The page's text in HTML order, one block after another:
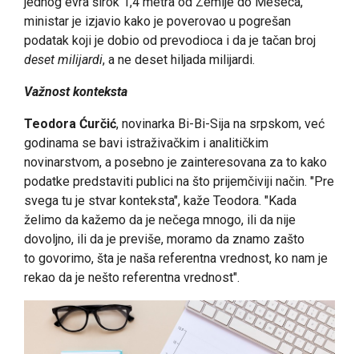
ministar je izjavio kako je poverovao u pogrešan
podatak koji je dobio od prevodioca i da je tačan broj
deset milijardi, a ne deset hiljada milijardi.
Važnost konteksta
Teodora Ćurčić, novinarka Bi-Bi-Sija na srpskom, već
godinama se bavi istraživačkim i analitičkim
novinarstvom, a posebno je zainteresovana za to kako
podatke predstaviti publici na što prijemčiviji način. "Pre
svega tu je stvar konteksta", kaže Teodora. "Kada
želimo da kažemo da je nečega mnogo, ili da nije
dovoljno, ili da je previše, moramo da znamo zašto
to govorimo, šta je naša referentna vrednost, ko nam je
rekao da je nešto referentna vrednost".